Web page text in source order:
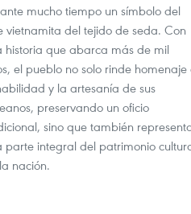
mucho tiempo un símbolo del
vietnamita del tejido de seda. Con
historia que abarca más de mil
el pueblo no solo rinde homenaje
y la artesanía de sus
preservando un oficio
sino que también
parte integral del patrimonio
nación.